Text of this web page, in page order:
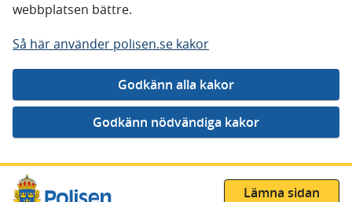
webbplatsen bättre.
Så här använder polisen.se kakor
Gå direkt till innehåll
Lämna sidan